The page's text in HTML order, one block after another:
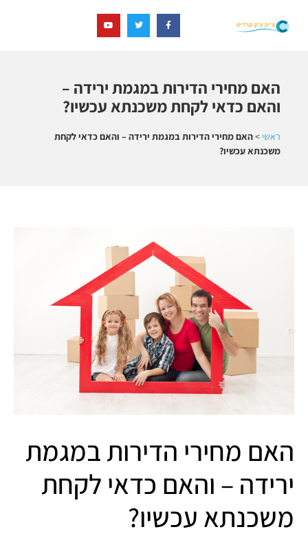
האם מחירי הדירות במגמת ירידה –
והאם כדאי לקחת משכנתא עכשיו?
ראשי >האם מחירי הדירות במגמת ירידה – והאם כדאי לקחת
משכנתא עכשיו?
האם מחירי הדירות במגמת
ירידה – והאם כדאי לקחת
משכנתא עכשיו?